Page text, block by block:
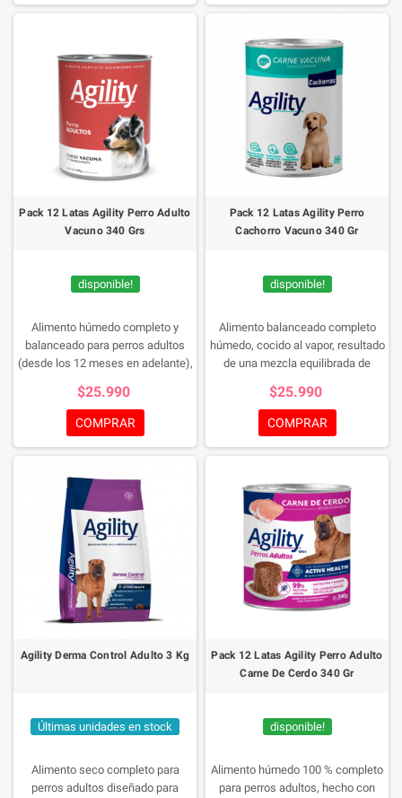
bienestar de tu fiel amigo peludo!
mascota lo que se merece,
Pack 12 Latas Agility Perro Adulto
Vacuno 340 Grs
disponible!
Alimento húmedo completo y
balanceado para perros adultos
(desde los 12 meses en adelante),
seleccionada y cocido al vapor
para preservar nutrientes.
Presentación: lata de 340 g.
$25.990
COMPRAR
Pack 12 Latas Agility Perro
Cachorro Vacuno 340 Gr
disponible!
Alimento balanceado completo
húmedo, cocido al vapor, resultado
de una mezcla equilibrada de
y aditivos de altísima calidad que
cubren los requerimientos
alimenticios de los perros
cachorros (desde el destete hasta
340 g
$25.990
COMPRAR
Agility Derma Control Adulto 3 Kg
Últimas unidades en stock
Alimento seco completo para
perros adultos diseñado para
Pack 12 Latas Agility Perro Adulto
Carne De Cerdo 340 Gr
disponible!
Alimento húmedo 100 % completo
para perros adultos, hecho con